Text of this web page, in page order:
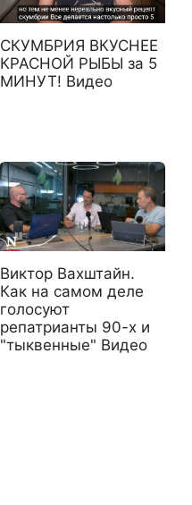
СКУМБРИЯ ВКУСНЕЕ
КРАСНОЙ РЫБЫ за 5
МИНУТ! Видео
Виктор Вахштайн.
Как на самом деле
голосуют
репатрианты 90-х и
"тыквенные" Видео